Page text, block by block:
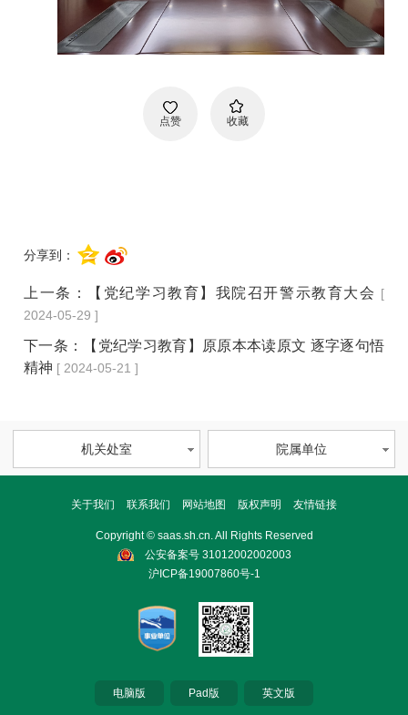
点赞 收藏
分享到：
上一条： 【党纪学习教育】我院召开警示教育大会 [
2024-05-29 ]
下一条：
【党纪学习教育】原原本本读原文 逐字逐句悟
精神 [ 2024-05-21 ]
机关处室 院属单位
关于我们 联系我们 网站地图 版权声明 友情链接
Copyright © saas.sh.cn. All Rights Reserved
公安备案号 31012002002003
沪ICP备19007860号-1
电脑版 Pad版 英文版